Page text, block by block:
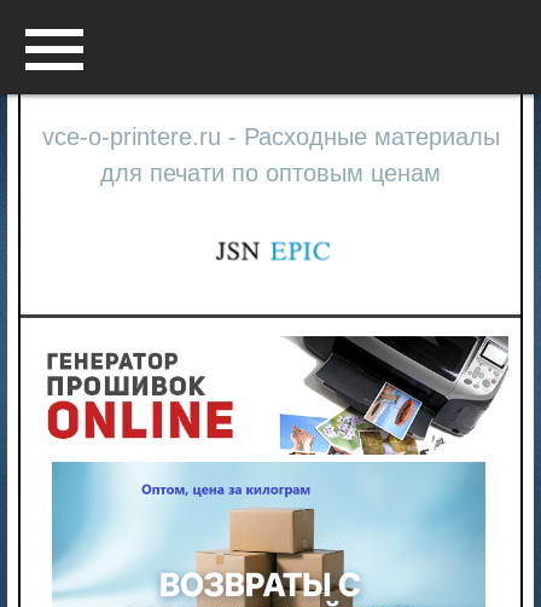
vce-o-printere.ru - Расходные материалы
для печати по оптовым ценам